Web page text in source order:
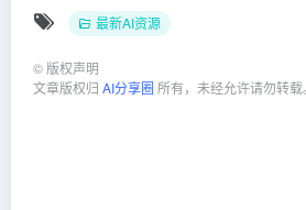
最新AI资源
© 版权声明
文章版权归 AI分享圈 所有，未经允许请勿转载。